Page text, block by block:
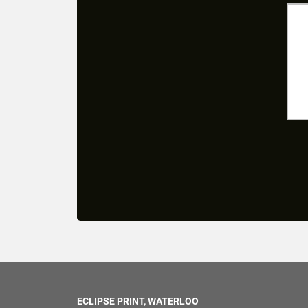
ECLIPSE PRINT, WATERLOO